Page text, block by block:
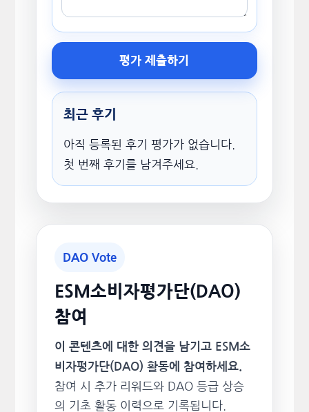
평가 제출하기
최근 후기
아직 등록된 후기 평가가 없습니다.
첫 번째 후기를 남겨주세요.
DAO Vote
ESM소비자평가단(DAO)
참여
이 콘텐츠에 대한 의견을 남기고 ESM소
비자평가단(DAO) 활동에 참여하세요.
참여 시 추가 리워드와 DAO 등급 상승
의 기초 활동 이력으로 기록됩니다.